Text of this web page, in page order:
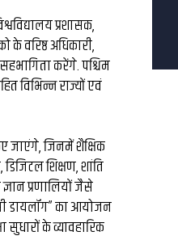
प्रशासक,
के वरिष्ठ अधिकारी,
सहभागिता करेंगे. पश्चिम
विभिन्न राज्यों एवं
जाएंगे, जिनमें शैक्षिक
डिजिटल शिक्षण, शांति
ज्ञान प्रणालियों जैसे
डायलॉग” का आयोजन
सुधारों के व्यावहारिक